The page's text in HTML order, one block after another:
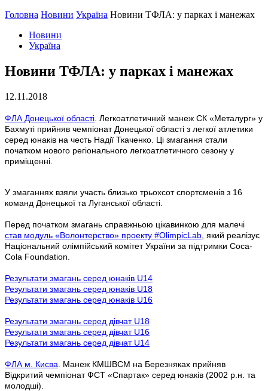
Головна Новини Україна Новини ТФЛА: у парках і манежах
Новини
Україна
Новини ТФЛА: у парках і манежах
12.11.2018
ФЛА Донецької області . Легкоатлетичний манеж СК «Металург» у
Бахмуті прийняв чемпіонат Донецької області з легкої атлетики
серед юнаків на честь Надії Ткаченко. Ці змагання стали
початком нового регіонального легкоатлетичного сезону у
приміщенні.
У змаганнях взяли участь близько трьохсот спортсменів з 16
команд Донецької та Луганської області.
Перед початком змагань справжньою цікавинкою для малечі
став модуль «Волонтерство» проекту #OlimpicLab , який реалізує
Національний олімпійський комітет України за підтримки Coca-
Cola Foundation.
Результати змагань серед юнаків U14
Результати змагань серед юнаків U18
Результати змагань серед юнаків U16
Результати змагань серед дівчат U18
Результати змагань серед дівчат U16
Результати змагань серед дівчат U14
ФЛА м. Києва . Манеж КМШВСМ на Березняках прийняв
Відкритий чемпіонат ФСТ «Спартак» серед юнаків (2002 р.н. та
молодші).